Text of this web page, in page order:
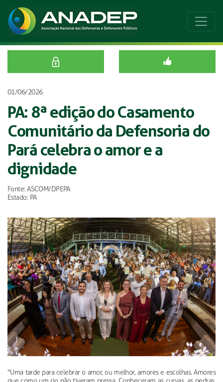
01/06/2026
PA: 8ª edição do Casamento
Comunitário da Defensoria do
Pará celebra o amor e a
dignidade
Fonte: ASCOM/DPEPA
Estado: PA
"Uma tarde para celebrar o amor, ou melhor, amores e escolhas. Amores